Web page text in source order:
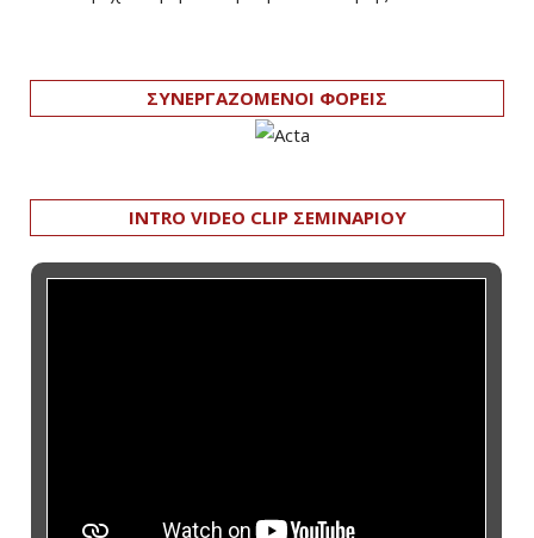
ΣΥΝΕΡΓΑΖΟΜΕΝΟΙ ΦΟΡΕΙΣ
INTRO VIDEO CLIP ΣΕΜΙΝΑΡΙΟΥ